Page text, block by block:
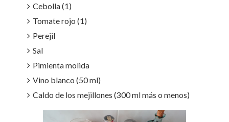
Cebolla (1)
Tomate rojo (1)
Perejil
Sal
Pimienta molida
Vino blanco (50 ml)
Caldo de los mejillones (300 ml más o menos)